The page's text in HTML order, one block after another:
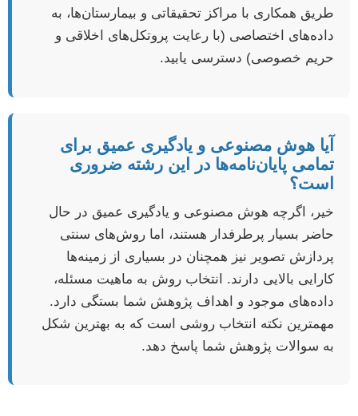
طریق همکاری با مراکز تحقیقاتی و بیمارستان‌ها، به
داده‌های اختصاصی (با رعایت پروتکل‌های اخلاقی و
حریم خصوصی) دسترسی یابید.
آیا هوش مصنوعی و یادگیری عمیق برای
تمامی پایان‌نامه‌ها در این رشته ضروری
است؟
خیر، اگرچه هوش مصنوعی و یادگیری عمیق در حال
حاضر بسیار پرطرفدار هستند، اما روش‌های سنتی
پردازش تصویر نیز همچنان در بسیاری از زمینه‌ها
کارایی بالایی دارند. انتخاب روش به ماهیت مسئله،
داده‌های موجود و اهداف پژوهش شما بستگی دارد.
مهمترین نکته انتخاب روشی است که به بهترین شکل
به سوالات پژوهش شما پاسخ دهد.